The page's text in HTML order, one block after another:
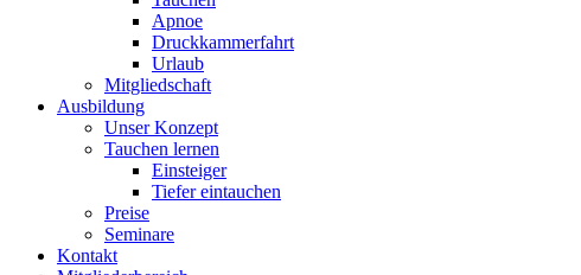
Apnoe
Druckkammerfahrt
Urlaub
Mitgliedschaft
Ausbildung
Unser Konzept
Tauchen lernen
Einsteiger
Tiefer eintauchen
Preise
Seminare
Kontakt